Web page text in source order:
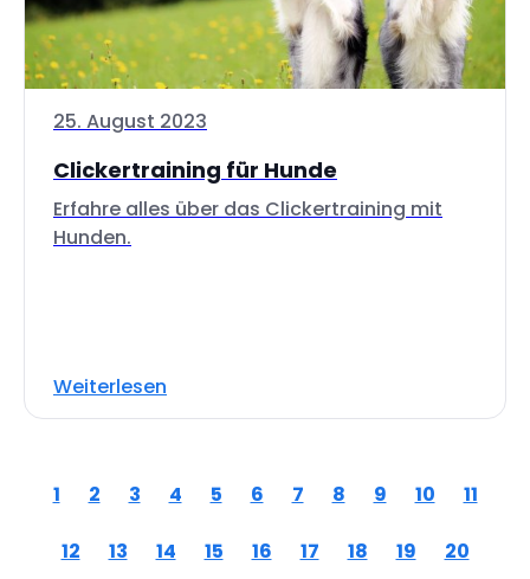
25. August 2023
Clickertraining für Hunde
Erfahre alles über das Clickertraining mit
Hunden.
Weiterlesen
1 2 3 4 5 6 7 8 9 10 11
12 13 14 15 16 17 18 19 20